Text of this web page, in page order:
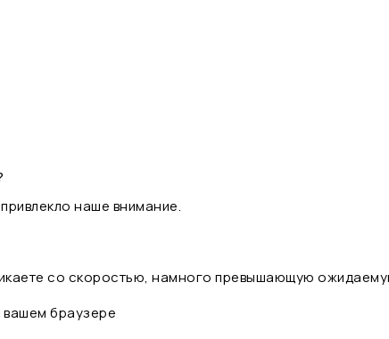
наше внимание.
со скоростью, намного превышающую
браузере